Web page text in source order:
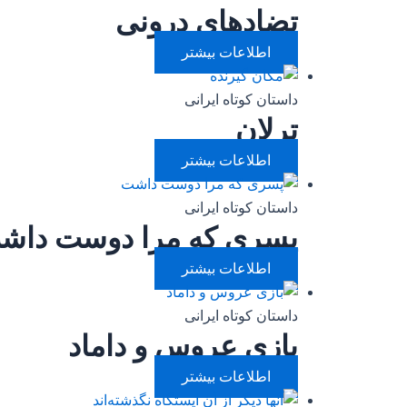
تضاد‌های درونی
اطلاعات بیشتر
داستان کوتاه ایرانی
ترلان
اطلاعات بیشتر
داستان کوتاه ایرانی
پسری که مرا دوست
اطلاعات بیشتر
داستان کوتاه ایرانی
بازی عروس و داماد
اطلاعات بیشتر